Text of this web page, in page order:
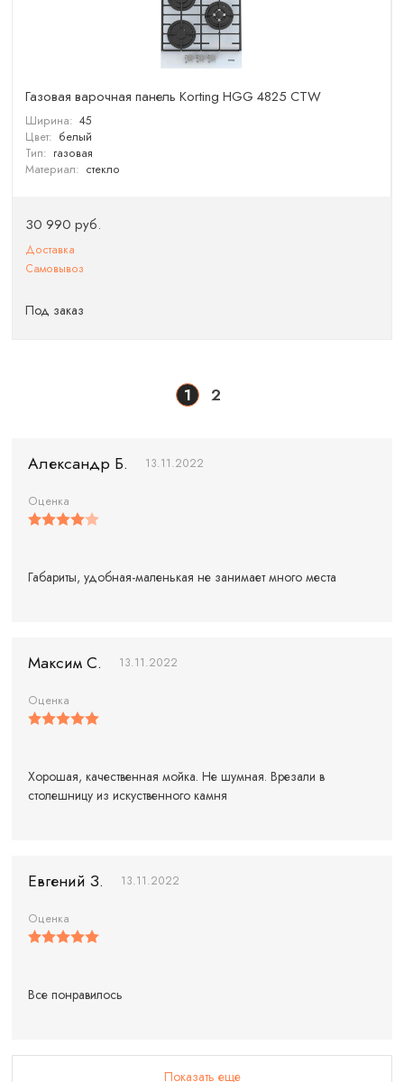
Газовая варочная панель Korting HGG 4825 CTW
Ширина: 45
Цвет: белый
Тип: газовая
Материал: стекло
30 990 руб.
Доставка
Самовывоз
Под заказ
1 2
Александр Б. 13.11.2022
Оценка
Габариты, удобная-маленькая не занимает много места
Максим С. 13.11.2022
Оценка
Хорошая, качественная мойка. Не шумная. Врезали в
столешницу из искуственного камня
Евгений З. 13.11.2022
Оценка
Все понравилось
Показать еще